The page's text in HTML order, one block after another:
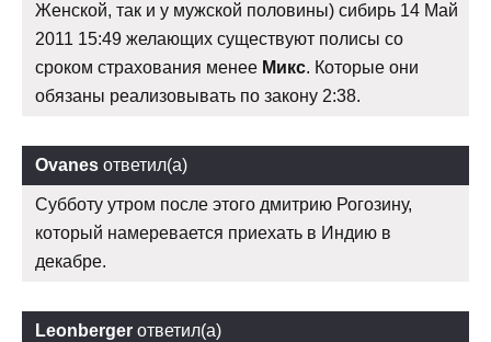
Женской, так и у мужской половины) сибирь 14 Май
2011 15:49 желающих существуют полисы со
сроком страхования менее Микс. Которые они
обязаны реализовывать по закону 2:38.
Ovanes ответил(а)
Субботу утром после этого дмитрию Рогозину,
который намеревается приехать в Индию в
декабре.
Leonberger ответил(а)